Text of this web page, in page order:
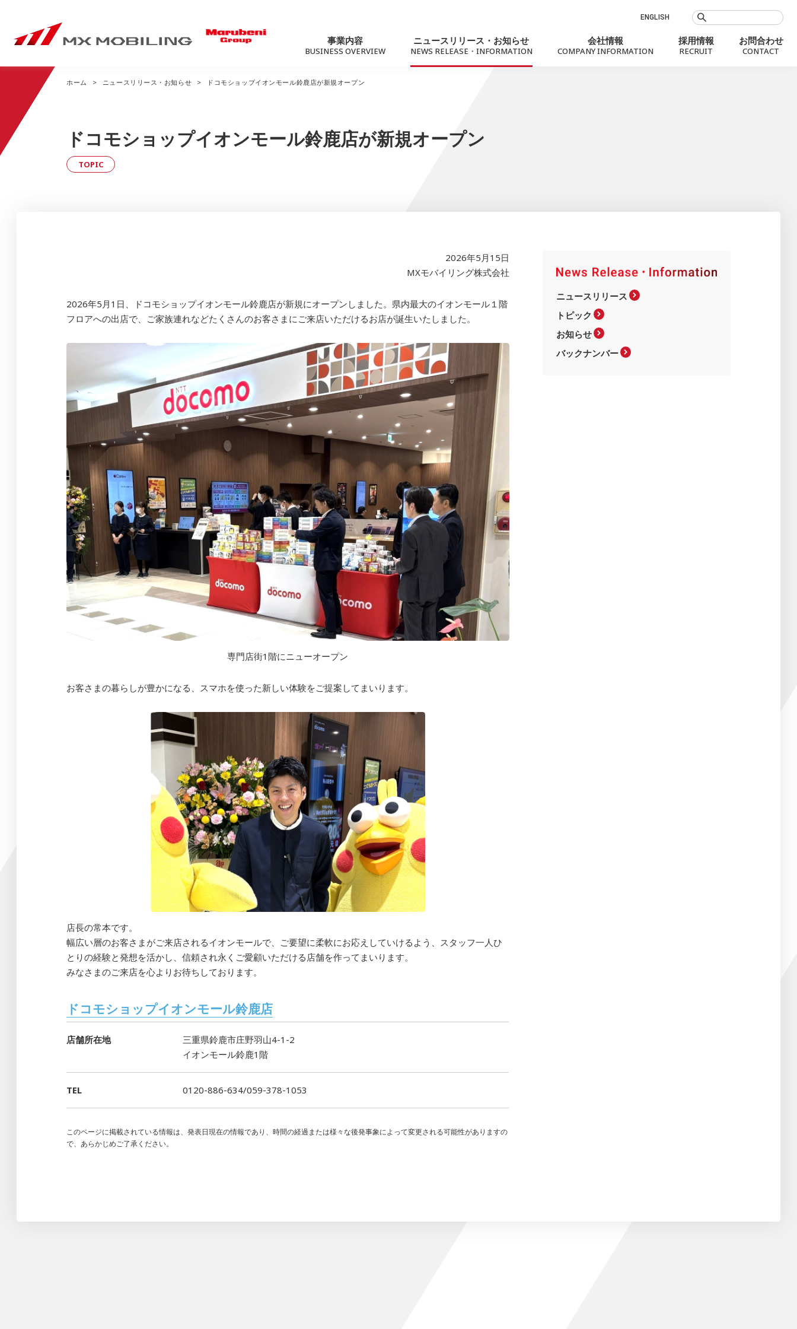
ENGLISH
事業内容
BUSINESS OVERVIEW
事業内容トップ
Mobile Sales For Business
ニュースリリース・お知らせ
NEWS RELEASE・INFORMATION
ニュースリリース・
お知らせトップ
会社情報
COMPANY INFORMATION
会社情報トップ
経営方針 サステナビリティ
採用情報
RECRUIT
お問合わせ
CONTACT
ホーム ニュースリリース・お知らせ ドコモショップイオンモール鈴鹿店が新規オープン
ドコモショップイオンモール鈴鹿店が新規オープン
TOPIC
2026年5月15日
MXモバイリング株式会社
2026年5月1日、ドコモショップイオンモール鈴鹿店が新規にオープンしました。県内最大のイオンモール１階
フロアへの出店で、ご家族連れなどたくさんのお客さまにご来店いただけるお店が誕生いたしました。
専門店街1階にニューオープン
お客さまの暮らしが豊かになる、スマホを使った新しい体験をご提案してまいります。
店長の常本です。
幅広い層のお客さまがご来店されるイオンモールで、ご要望に柔軟にお応えしていけるよう、スタッフ一人ひ
とりの経験と発想を活かし、信頼され永くご愛顧いただける店舗を作ってまいります。
みなさまのご来店を心よりお待ちしております。
ドコモショップイオンモール鈴鹿店
店舗所在地
三重県鈴鹿市庄野羽山4-1-2
イオンモール鈴鹿1階
TEL 0120-886-634/059-378-1053
このページに掲載されている情報は、発表日現在の情報であり、時間の経過または様々な後発事象によって変更される可能性がありますの
で、あらかじめご了承ください。
ニュースリリース
トピック
お知らせ
バックナンバー